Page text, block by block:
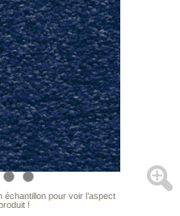
pour voir l’aspect
!